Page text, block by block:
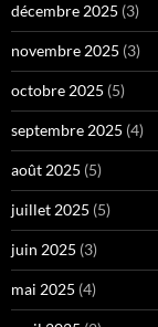
décembre 2025 (3)
novembre 2025 (3)
octobre 2025 (5)
septembre 2025 (4)
août 2025 (5)
juillet 2025 (5)
juin 2025 (3)
mai 2025 (4)